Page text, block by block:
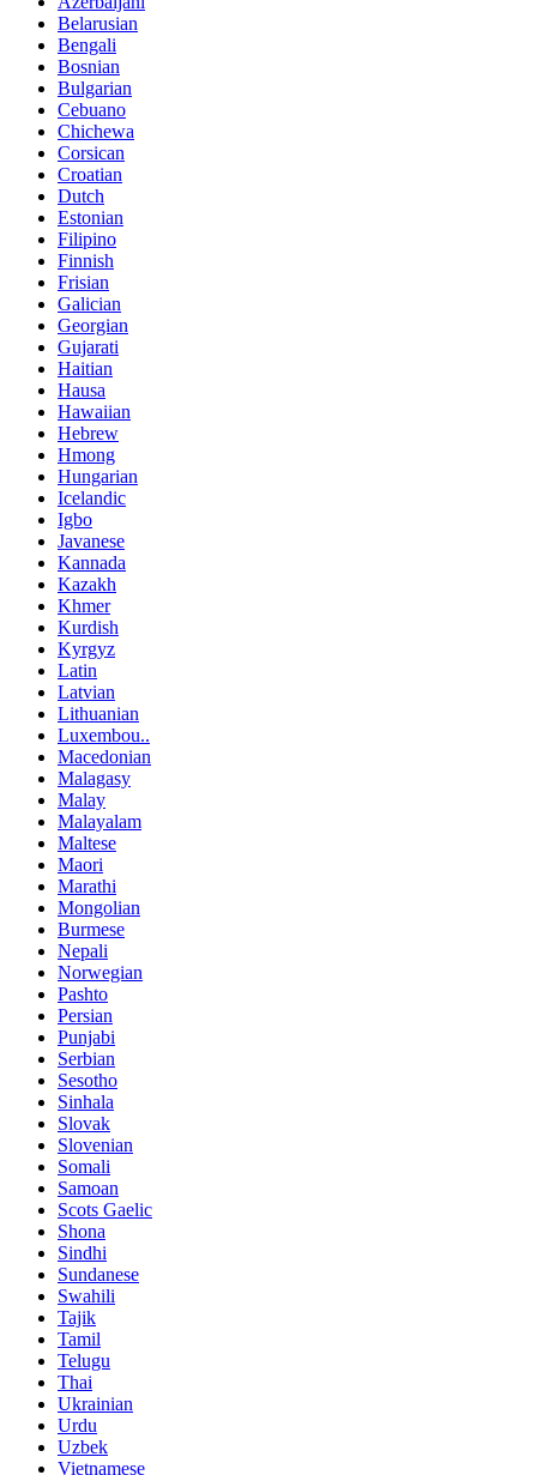
Belarusian
Bengali
Bosnian
Bulgarian
Cebuano
Chichewa
Corsican
Croatian
Dutch
Estonian
Filipino
Finnish
Frisian
Galician
Georgian
Gujarati
Haitian
Hausa
Hawaiian
Hebrew
Hmong
Hungarian
Icelandic
Igbo
Javanese
Kannada
Kazakh
Khmer
Kurdish
Kyrgyz
Latin
Latvian
Lithuanian
Luxembou..
Macedonian
Malagasy
Malay
Malayalam
Maltese
Maori
Marathi
Mongolian
Burmese
Nepali
Norwegian
Pashto
Persian
Punjabi
Serbian
Sesotho
Sinhala
Slovak
Slovenian
Somali
Samoan
Scots Gaelic
Shona
Sindhi
Sundanese
Swahili
Tajik
Tamil
Telugu
Thai
Ukrainian
Urdu
Uzbek
Vietnamese